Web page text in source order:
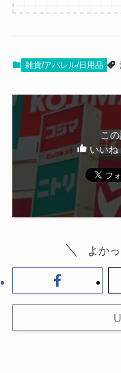
雑貨/アパレル/日用品
こ
いい
よか